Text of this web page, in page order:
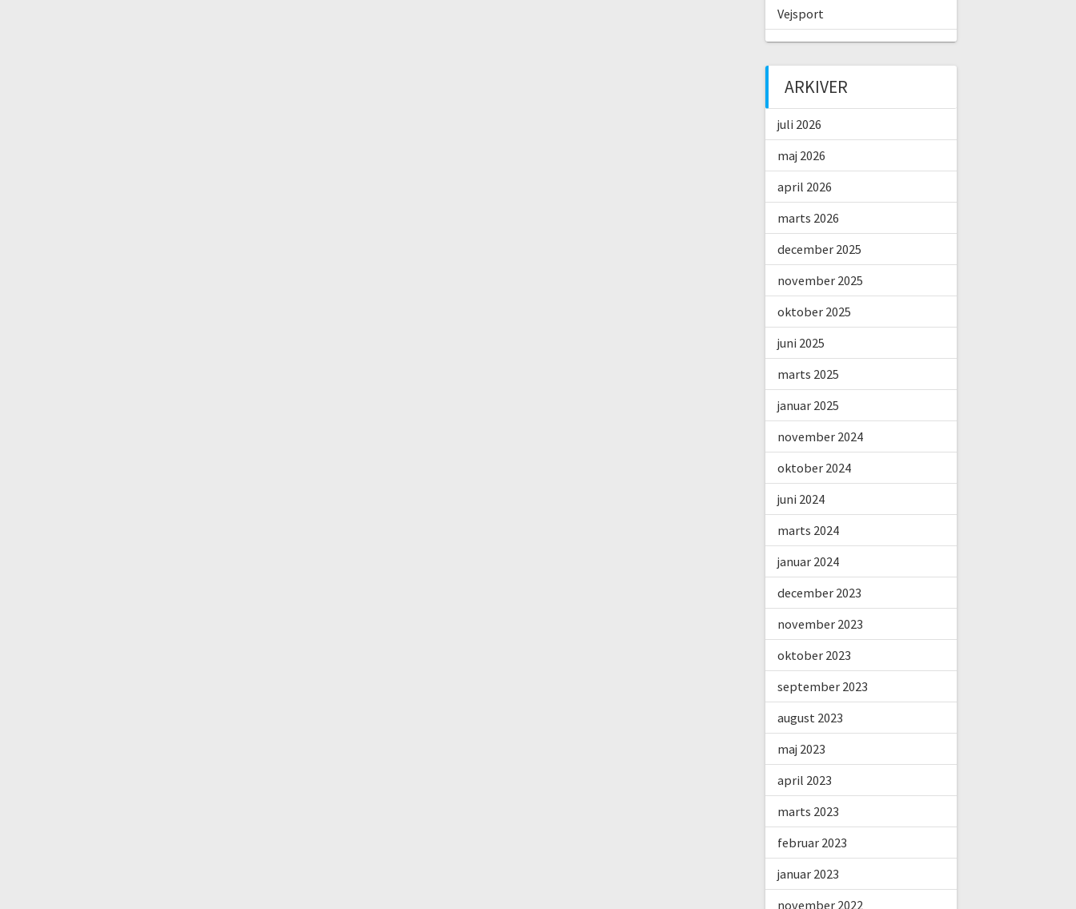
Vejsport
ARKIVER
juli 2026
maj 2026
april 2026
marts 2026
december 2025
november 2025
oktober 2025
juni 2025
marts 2025
januar 2025
november 2024
oktober 2024
juni 2024
marts 2024
januar 2024
december 2023
november 2023
oktober 2023
september 2023
august 2023
maj 2023
april 2023
marts 2023
februar 2023
januar 2023
november 2022